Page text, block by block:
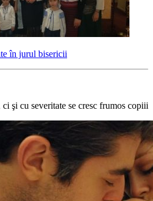
în jurul bisericii
şi cu severitate se cresc frumos copiii